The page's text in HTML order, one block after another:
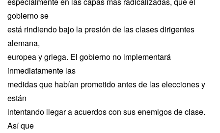
gobierno se
está rindiendo bajo la presión de las clases dirigentes
alemana,
europea y griega. El gobierno no implementará
inmediatamente las
medidas que habían prometido antes de las elecciones y
están
intentando llegar a acuerdos con sus enemigos de clase.
Así que